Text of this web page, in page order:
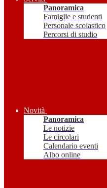
Panoramica
Famiglie e studenti
Personale scolastico
Percorsi di studio
Novità
Panoramica
Le notizie
Le circolari
Calendario eventi
Albo online